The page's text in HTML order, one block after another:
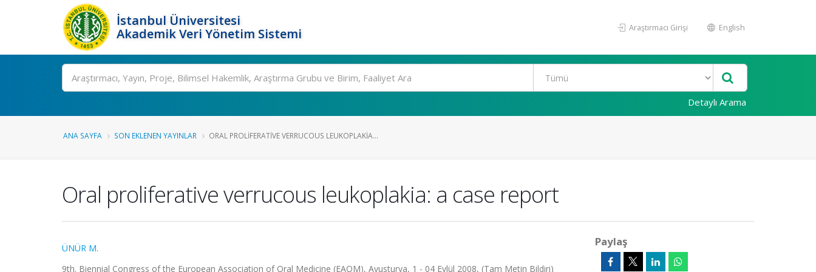
İstanbul Üniversitesi
Akademik Veri Yönetim Sistemi
Araştırmacı Girişi English
Ara
Detaylı Arama
ANA SAYFA SON EKLENEN YAYINLAR ORAL PROLIFERATIVE VERRUCOUS LEUKOPLAKIA...
Oral proliferative verrucous leukoplakia: a case report
ÜNÜR M.
9th. Biennial Congress of the European Association of Oral Medicine (EAOM), Avusturya, 1 - 04 Eylül 2008, (Tam Metin Bildiri)
Paylaş